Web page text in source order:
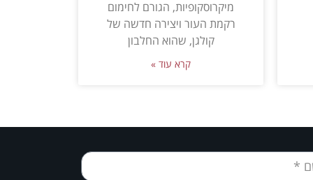
מיקרוסקופיות, הגורם לחימום
רקמת העור ויצירה חדשה של
קולגן, שהוא החלבון
קרא עוד »